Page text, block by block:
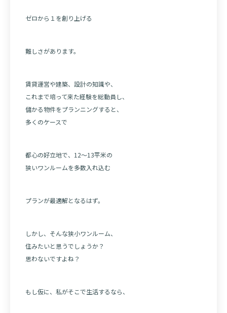
ゼロから１を創り上げる
難しさがあります。
賃貸運営や建築、設計の知識や、
これまで培って来た経験を総動員し、
儲かる物件をプランニングすると、
多くのケースで
都心の好立地で、12〜13平米の
狭いワンルームを多数入れ込む
プランが最適解となるはず。
しかし、そんな狭小ワンルーム、
住みたいと思うでしょうか？
思わないですよね？
もし仮に、私がそこで生活するなら、